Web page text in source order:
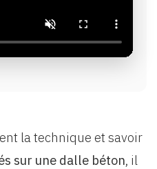
la technique et savoir
sur une dalle béton, il